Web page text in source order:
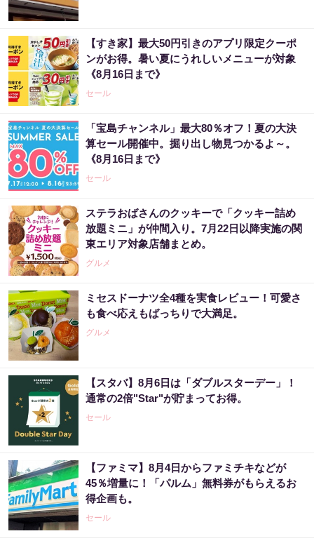
【すき家】最大50円引きのアプリ限定クーポ
ンがお得。暑い夏にうれしいメニューが対象
《8月16日まで》
セール
「宝島チャンネル」最大80％オフ！夏の大決
算セール開催中。掘り出し物見つかるよ～。
《8月16日まで》
セール
ステラおばさんのクッキーで「クッキー詰め
放題ミニ」が仲間入り。7月22日以降実施の関
東エリア対象店舗まとめ。
グルメ
ミセスドーナツ全4種を実食レビュー！可愛さ
も食べ応えもばっちりで大満足。
グルメ
【スタバ】8月6日は「ダブルスターデー」！
通常の2倍"Star"が貯まってお得。
セール
【ファミマ】8月4日からファミチキなどが
45％増量に！「パルム」無料券がもらえるお
得企画も。
セール